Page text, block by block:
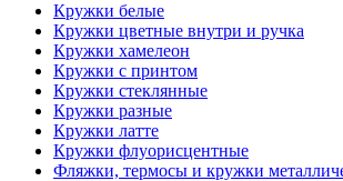
Кружки белые
Кружки цветные внутри и ручка
Кружки хамелеон
Кружки c принтом
Кружки стеклянные
Кружки разные
Кружки латте
Кружки флуорисцентные
Фляжки, термосы и кружки